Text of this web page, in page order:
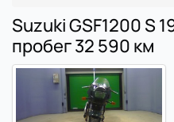
Suzuki GSF1200 S
пробег 32 590 км